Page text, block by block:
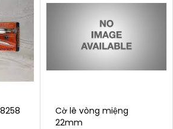
Cờ lê vòng miệng
22mm